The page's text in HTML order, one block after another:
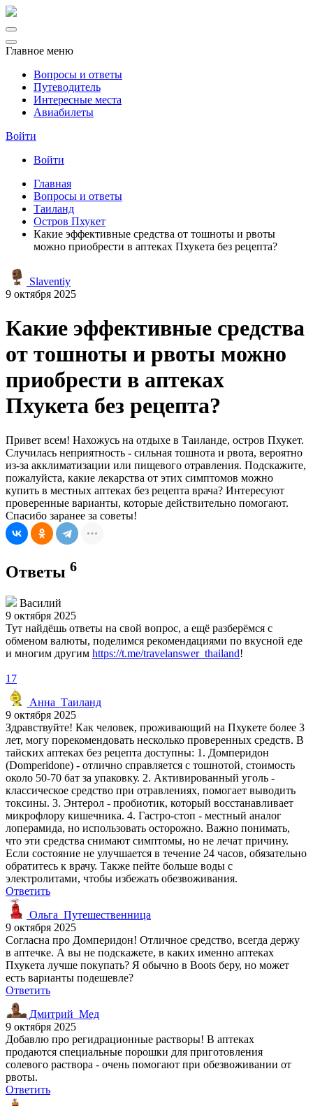
Главное меню
Вопросы и ответы
Путеводитель
Интересные места
Авиабилеты
Войти
Войти
Главная
Вопросы и ответы
Таиланд
Остров Пхукет
Какие эффективные средства от тошноты и рвоты
можно приобрести в аптеках Пхукета без рецепта?
Slaventiy
9 октября 2025
Какие эффективные средства
от тошноты и рвоты можно
приобрести в аптеках
Пхукета без рецепта?
Привет всем! Нахожусь на отдыхе в Таиланде, остров Пхукет.
Случилась неприятность - сильная тошнота и рвота, вероятно
из-за акклиматизации или пищевого отравления. Подскажите,
пожалуйста, какие лекарства от этих симптомов можно
купить в местных аптеках без рецепта врача? Интересуют
проверенные варианты, которые действительно помогают.
Спасибо заранее за советы!
Ответы 6
Василий
9 октября 2025
Тут найдёшь ответы на свой вопрос, а ещё разберёмся с
обменом валюты, поделимся рекомендациями по вкусной еде
и многим другим https://t.me/travelanswer_thailand!
17
Анна_Таиланд
9 октября 2025
Здравствуйте! Как человек, проживающий на Пхукете более 3
лет, могу порекомендовать несколько проверенных средств. В
тайских аптеках без рецепта доступны: 1. Домперидон
(Domperidone) - отлично справляется с тошнотой, стоимость
около 50-70 бат за упаковку. 2. Активированный уголь -
классическое средство при отравлениях, помогает выводить
токсины. 3. Энтерол - пробиотик, который восстанавливает
микрофлору кишечника. 4. Гастро-стоп - местный аналог
лоперамида, но использовать осторожно. Важно понимать,
что эти средства снимают симптомы, но не лечат причину.
Если состояние не улучшается в течение 24 часов, обязательно
обратитесь к врачу. Также пейте больше воды с
электролитами, чтобы избежать обезвоживания.
Ответить
Ольга_Путешественница
9 октября 2025
Согласна про Домперидон! Отличное средство, всегда держу
в аптечке. А вы не подскажете, в каких именно аптеках
Пхукета лучше покупать? Я обычно в Boots беру, но может
есть варианты подешевле?
Ответить
Дмитрий_Мед
9 октября 2025
Добавлю про регидрационные растворы! В аптеках
продаются специальные порошки для приготовления
солевого раствора - очень помогают при обезвоживании от
рвоты.
Ответить